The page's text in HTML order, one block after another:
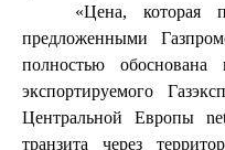
«Цена, которая
предложенными
полностью
экспортируемого
Центральной Европы
транзита через